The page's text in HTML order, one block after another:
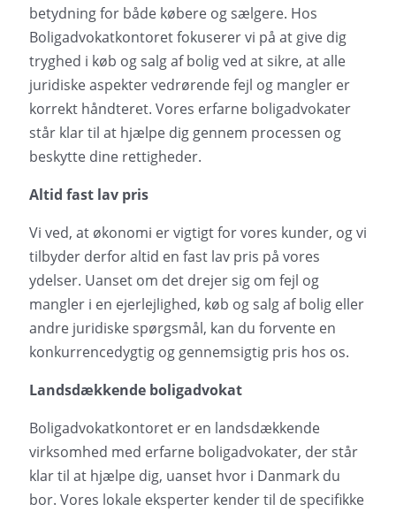
betydning for både købere og sælgere. Hos
Boligadvokatkontoret fokuserer vi på at give dig
tryghed i køb og salg af bolig ved at sikre, at alle
juridiske aspekter vedrørende fejl og mangler er
korrekt håndteret. Vores erfarne boligadvokater
står klar til at hjælpe dig gennem processen og
beskytte dine rettigheder.
Altid fast lav pris
Vi ved, at økonomi er vigtigt for vores kunder, og vi
tilbyder derfor altid en fast lav pris på vores
ydelser. Uanset om det drejer sig om fejl og
mangler i en ejerlejlighed, køb og salg af bolig eller
andre juridiske spørgsmål, kan du forvente en
konkurrencedygtig og gennemsigtig pris hos os.
Landsdækkende boligadvokat
Boligadvokatkontoret er en landsdækkende
virksomhed med erfarne boligadvokater, der står
klar til at hjælpe dig, uanset hvor i Danmark du
bor. Vores lokale eksperter kender til de specifikke